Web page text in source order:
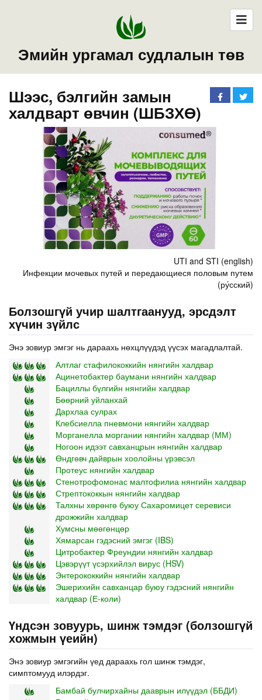
Эмийн ургамал судлалын төв
Шээс, бэлгийн замын
халдварт өвчин (ШБЗХӨ)
UTI and STI (english)
Инфекции мочевых путей и передающиеся половым путем
(ру́сский)
Болзошгүй учир шалтгаанууд, эрсдэлт
хүчин зүйлс
Энэ зовиур эмгэг нь дараахь нөхцлүүдэд үүсэх магадлалтай.
Алтлаг стафилококкийн нянгийн халдвар
Ацинетобактер баумани нянгийн халдвар
Бациллы бүлгийн нянгийн халдвар
Бөөрний уйланхай
Дархлаа сулрах
Клебсиелла пневмони нянгийн халдвар
Морганелла моргании нянгийн халдвар (ММ)
Ногоон идээт савханцрын нянгийн халдвар
Өндгөвч дайврын хоолойны үрэвсэл
Протеус нянгийн халдвар
Стенотрофомонас малтофилиа нянгийн халдвар
Стрептококкын нянгийн халдвар
Талхны хөрөнгө буюу Сахаромицет серевиси
дрожжийн халдвар
Хумсны мөөгөнцөр
Хямарсан гэдэсний эмгэг (IBS)
Цитробактер Фреундии нянгийн халдвар
Цэвэрүүт үсэрхийлэл вирус (HSV)
Энтерококкийн нянгийн халдвар
Эшерихийн савханцар буюу гэдэсний нянгийн
халдвар (Е-коли)
Үндсэн зовуурь, шинж тэмдэг (болзошгүй
хожмын үеийн)
Энэ зовиур эмгэгийн үед дараахь гол шинж тэмдэг,
симптомууд илэрдэг.
Бамбай булчирхайны дааврын илүүдэл (ББДИ)